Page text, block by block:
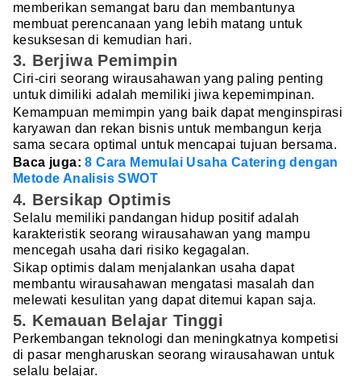
memberikan semangat baru dan membantunya
membuat perencanaan yang lebih matang untuk
kesuksesan di kemudian hari.
3. Berjiwa Pemimpin
Ciri-ciri seorang wirausahawan yang paling penting
untuk dimiliki adalah memiliki jiwa kepemimpinan.
Kemampuan memimpin yang baik dapat menginspirasi
karyawan dan rekan bisnis untuk membangun kerja
sama secara optimal untuk mencapai tujuan bersama.
Baca juga:8 Cara Memulai Usaha Catering dengan
Metode Analisis SWOT
4. Bersikap Optimis
Selalu memiliki pandangan hidup positif adalah
karakteristik seorang wirausahawan yang mampu
mencegah usaha dari risiko kegagalan.
Sikap optimis dalam menjalankan usaha dapat
membantu wirausahawan mengatasi masalah dan
melewati kesulitan yang dapat ditemui kapan saja.
5. Kemauan Belajar Tinggi
Perkembangan teknologi dan meningkatnya kompetisi
di pasar mengharuskan seorang wirausahawan untuk
selalu belajar.